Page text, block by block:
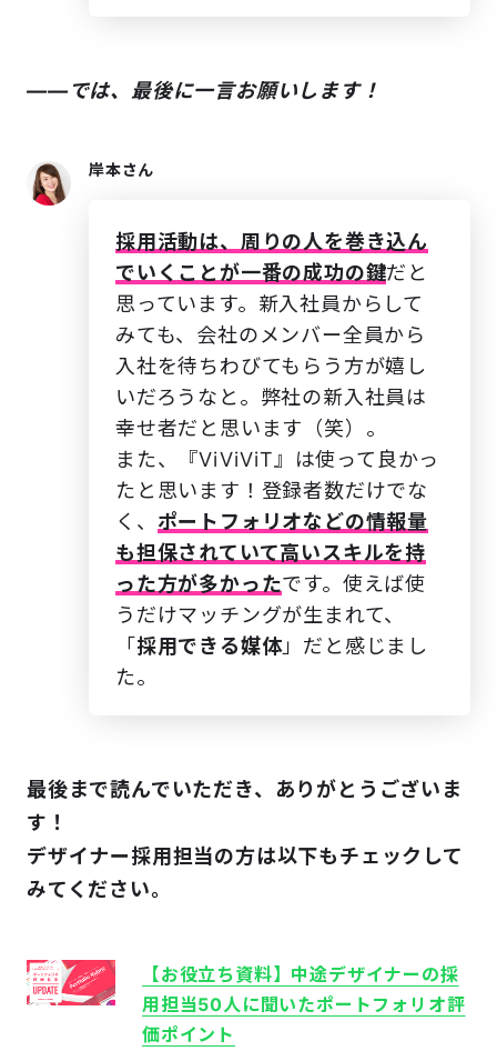
――では、最後に一言お願いします！
岸本さん
採用活動は、周りの人を巻き込ん
でいくことが一番の成功の鍵だと
思っています。新入社員からして
みても、会社のメンバー全員から
入社を待ちわびてもらう方が嬉し
いだろうなと。弊社の新入社員は
幸せ者だと思います（笑）。
また、『ViViViT』は使って良かっ
たと思います！登録者数だけでな
く、 ポートフォリオなどの情報量
も担保されていて高いスキルを持
った方が多かったです。使えば使
うだけマッチングが生まれて、
「採用できる媒体」だと感じまし
た。
最後まで読んでいただき、ありがとうございま
す！
デザイナー採用担当の方は以下もチェックして
みてください。
【お役立ち資料】中途デザイナーの採
用担当50人に聞いたポートフォリオ評
価ポイント